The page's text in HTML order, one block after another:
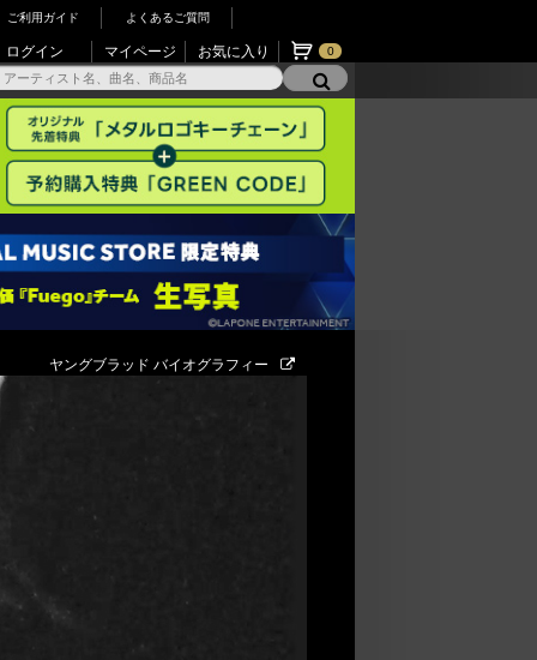
ご利用ガイド よくあるご質問
ログイン マイページ お気に入り 0
ヤングブラッド バイオグラフィー